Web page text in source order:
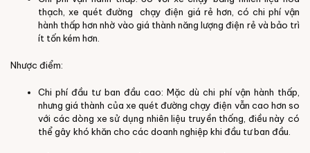
thạch, xe quét đường chạy điện giá rẻ hơn, có chi phí vận
hành thấp hơn nhờ vào giá thành năng lượng điện rẻ và bảo trì
ít tốn kém hơn.
Nhược điểm:
Chi phí đầu tư ban đầu cao: Mặc dù chi phí vận hành thấp,
nhưng giá thành của xe quét đường chạy điện vẫn cao hơn so
với các dòng xe sử dụng nhiên liệu truyền thống, điều này có
thể gây khó khăn cho các doanh nghiệp khi đầu tư ban đầu.